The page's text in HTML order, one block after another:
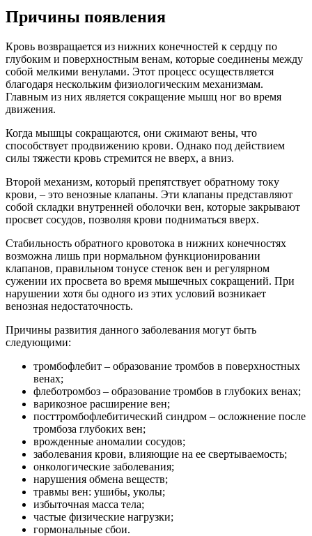
Причины появления
Кровь возвращается из нижних конечностей к сердцу по
глубоким и поверхностным венам, которые соединены между
собой мелкими венулами. Этот процесс осуществляется
благодаря нескольким физиологическим механизмам.
Главным из них является сокращение мышц ног во время
движения.
Когда мышцы сокращаются, они сжимают вены, что
способствует продвижению крови. Однако под действием
силы тяжести кровь стремится не вверх, а вниз.
Второй механизм, который препятствует обратному току
крови, – это венозные клапаны. Эти клапаны представляют
собой складки внутренней оболочки вен, которые закрывают
просвет сосудов, позволяя крови подниматься вверх.
Стабильность обратного кровотока в нижних конечностях
возможна лишь при нормальном функционировании
клапанов, правильном тонусе стенок вен и регулярном
сужении их просвета во время мышечных сокращений. При
нарушении хотя бы одного из этих условий возникает
венозная недостаточность.
Причины развития данного заболевания могут быть
следующими:
тромбофлебит – образование тромбов в поверхностных
венах;
флеботромбоз – образование тромбов в глубоких венах;
варикозное расширение вен;
посттромбофлебитический синдром – осложнение после
тромбоза глубоких вен;
врожденные аномалии сосудов;
заболевания крови, влияющие на ее свертываемость;
онкологические заболевания;
нарушения обмена веществ;
травмы вен: ушибы, уколы;
избыточная масса тела;
частые физические нагрузки;
гормональные сбои.